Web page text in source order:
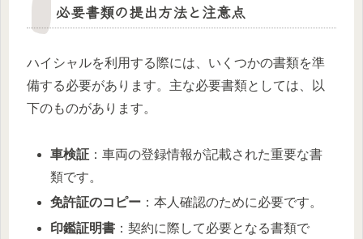
必要書類の提出方法と注意点
ハイシャルを利用する際には、いくつかの書類を準
備する必要があります。主な必要書類としては、以
下のものがあります。
車検証 ：車両の登録情報が記載された重要な書
類です。
免許証のコピー ：本人確認のために必要です。
印鑑証明書 ：契約に際して必要となる書類で